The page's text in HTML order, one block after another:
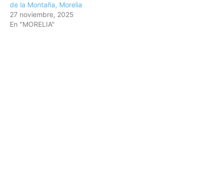
de la Montaña, Morelia
27 noviembre, 2025
En "MORELIA"